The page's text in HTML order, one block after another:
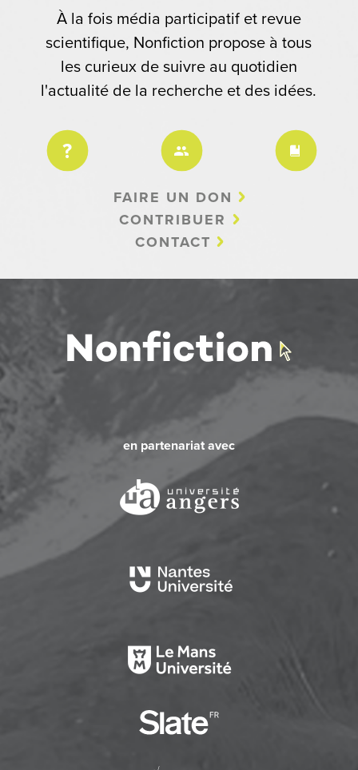
À la fois média participatif et revue
scientifique, Nonfiction propose à tous
les curieux de suivre au quotidien
l'actualité de la recherche et des idées.
FAIRE UN DON
CONTRIBUER
CONTACT
en partenariat avec